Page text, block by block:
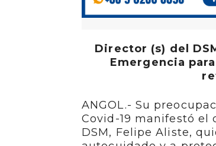
Director (s) del
Emergencia
ANGOL.- Su
Covid-19 manifestó
DSM, Felipe Aliste,